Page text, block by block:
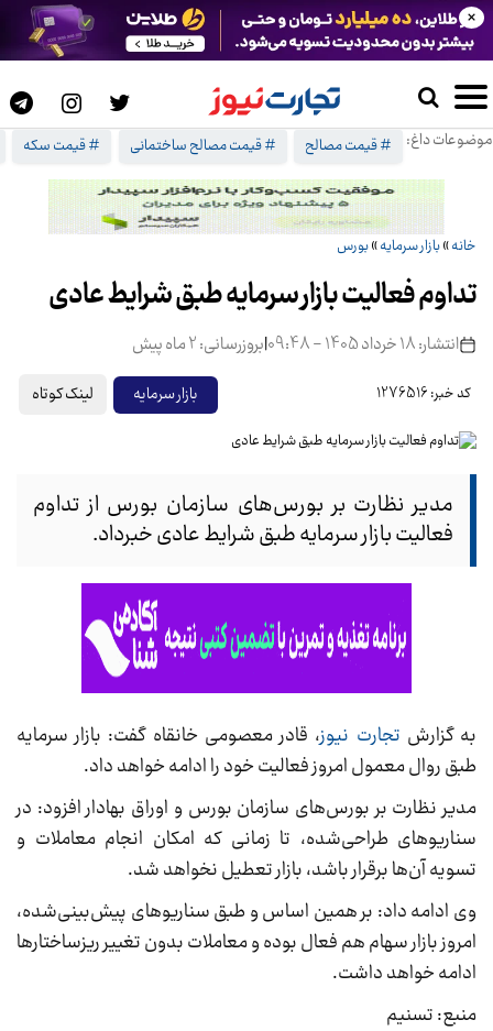
موضوعات داغ: # قیمت مصالح # قیمت مصالح ساختمانی # قیمت سکه
×
خانه»بازار سرمایه»بورس
تداوم فعالیت بازار سرمایه طبق شرایط عادی
انتشار: 18 خرداد 1405 - 09:48 |بروزرسانی: 2 ماه پیش
کد خبر: 1276516 بازار سرمایه لینک کوتاه
مدیر نظارت بر بورس‌های سازمان بورس از تداوم
فعالیت بازار سرمایه طبق شرایط عادی خبرداد.
به گزارش تجارت نیوز، قادر معصومی خانقاه گفت: بازار سرمایه
طبق روال معمول امروز فعالیت خود را ادامه خواهد داد.
مدیر نظارت بر بورس‌های سازمان بورس و اوراق بهادار افزود: در
سناریوهای طراحی‌شده، تا زمانی که امکان انجام معاملات و
تسویه آن‌ها برقرار باشد، بازار تعطیل نخواهد شد.
وی ادامه داد: بر همین اساس و طبق سناریوهای پیش‌بینی‌شده،
امروز بازار سهام هم فعال بوده و معاملات بدون تغییر ریزساختارها
ادامه خواهد داشت.
منبع: تسنیم